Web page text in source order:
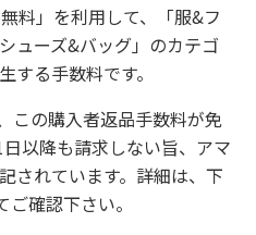
料」を利用して、「服&フ
ューズ&バッグ」のカテゴ
する手数料です。
この購入者返品手数料が免
以降も請求しない旨、アマ
されています。詳細は、下
確認下さい。